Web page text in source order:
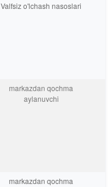
Valfsiz o'lchash nasoslari
markazdan qochma
aylanuvchi
markazdan qochma